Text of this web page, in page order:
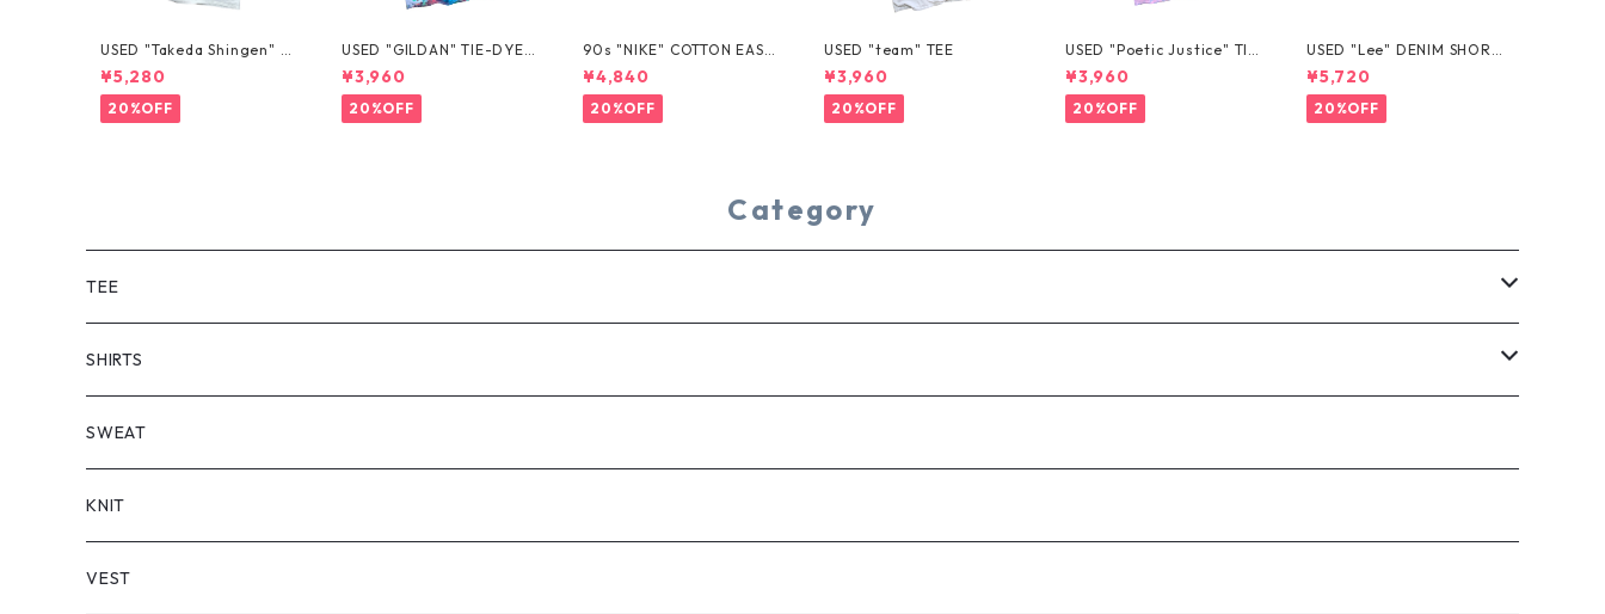
USED "Takeda Shingen" T
EE
¥5,280
20%OFF
USED "GILDAN" TIE-DYE T
EE
¥3,960
20%OFF
90s "NIKE" COTTON EASY
SHORTS
¥4,840
20%OFF
USED "team" TEE
¥3,960
20%OFF
USED "Poetic Justice" TIE
-DYE TEE
¥3,960
20%OFF
USED "Lee" DENIM SHORT
S
¥5,720
20%OFF
Category
TEE
SHORT SLEEVE
LONG SLEEVE
SHIRTS
SHORT SLEEVE
LONG SLEEVE
SWEAT
KNIT
VEST